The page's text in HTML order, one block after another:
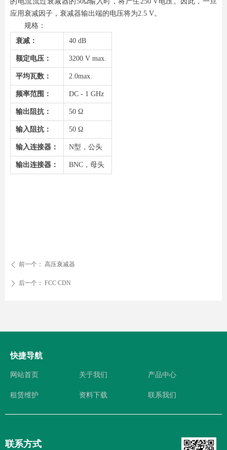
应用衰减因子，衰减器输出端的电压将为2.5 V。
规格：
衰减：
40 dB
额定电压： 3200 V max.
平均瓦数： 2.0max.
频率范围： DC - 1 GHz
输出阻抗： 50 Ω
输入阻抗： 50 Ω
输入连接器： N型，公头
输出连接器： BNC，母头
ꄴ 前一个： 高压衰减器
ꄲ 后一个： FCC CDN
快捷导航
网站首页 关于我们 产品中心
租赁维护 资料下载 联系我们
联系方式